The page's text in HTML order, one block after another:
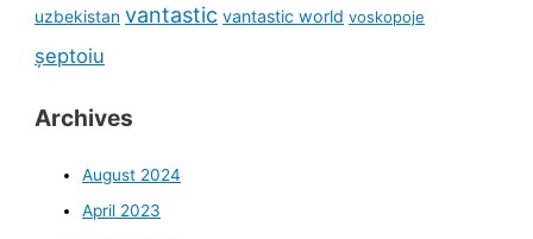
uzbekistan vantastic vantastic world voskopoje
șeptoiu
Archives
August 2024
April 2023